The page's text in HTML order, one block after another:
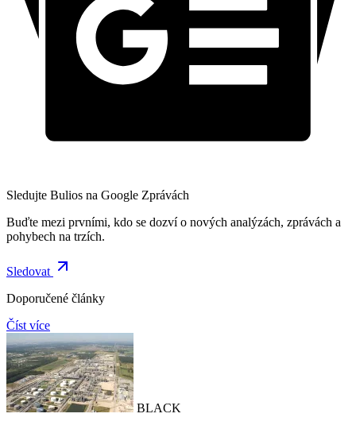
Sledujte Bulios na Google Zprávách
Buďte mezi prvními, kdo se dozví o nových analýzách, zprávách a
pohybech na trzích.
Sledovat
Doporučené články
Číst více
BLACK